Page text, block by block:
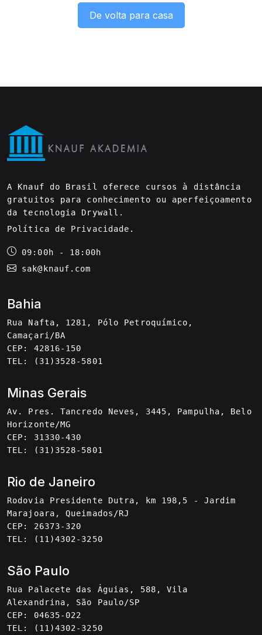
De volta para casa
A Knauf do Brasil oferece cursos à distância
gratuitos para conhecimento ou aperfeiçoamento
da tecnologia Drywall.
Política de Privacidade .
09:00h - 18:00h
sak@knauf.com
Bahia
Rua Nafta, 1281, Pólo Petroquímico,
Camaçari/BA
CEP: 42816-150
TEL: (31)3528-5801
Minas Gerais
Av. Pres. Tancredo Neves, 3445, Pampulha, Belo
Horizonte/MG
CEP: 31330-430
TEL: (31)3528-5801
Rio de Janeiro
Rodovia Presidente Dutra, km 198,5 - Jardim
Marajoara, Queimados/RJ
CEP: 26373-320
TEL: (11)4302-3250
São Paulo
Rua Palacete das Águias, 588, Vila
Alexandrina, São Paulo/SP
CEP: 04635-022
TEL: (11)4302-3250